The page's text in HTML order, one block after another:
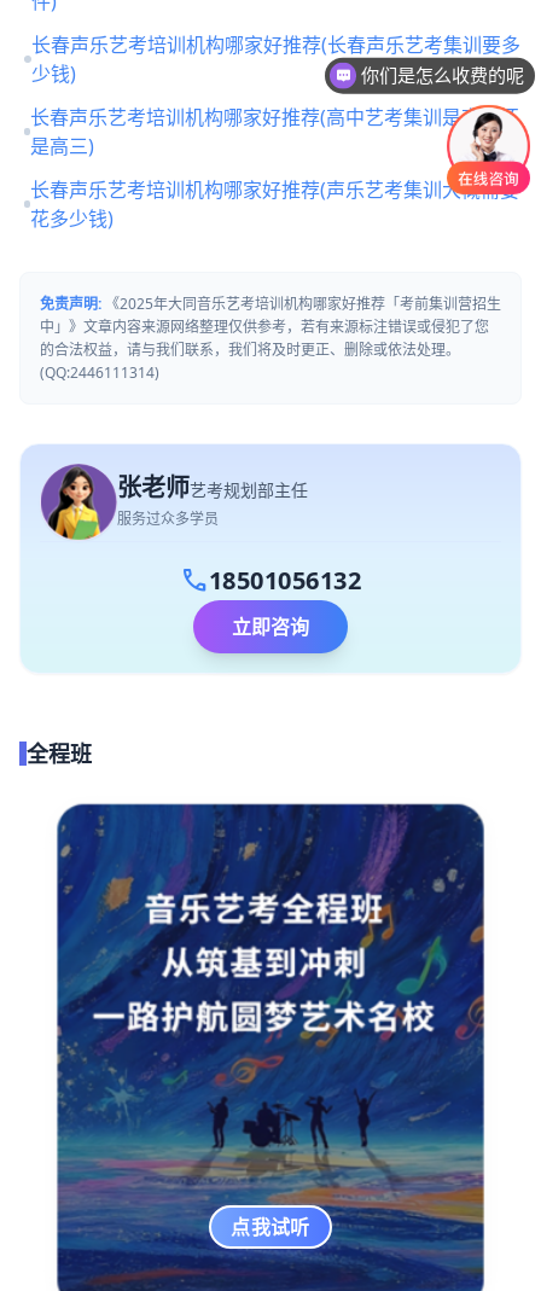
长春声乐艺考培训机构哪家好推荐(长春声乐艺考集训要多
少钱)
长春声乐艺考培训机构哪家好推荐(高中艺考集训是高二还
是高三)
长春声乐艺考培训机构哪家好推荐(声乐艺考集训大概需要
花多少钱)
免责声明: 《2025年大同音乐艺考培训机构哪家好推荐「考前集训营招生
中」》文章内容来源网络整理仅供参考，若有来源标注错误或侵犯了您
的合法权益，请与我们联系，我们将及时更正、删除或依法处理。
(QQ:2446111314)
张老师艺考规划部主任
服务过众多学员
call18501056132
立即咨询
全程班
点我试听
你们是怎么收费的呢